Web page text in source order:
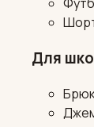
Для